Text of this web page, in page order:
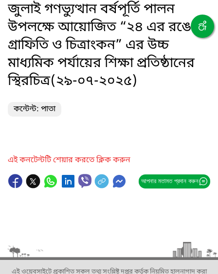
জুলাই গণভ্যুত্থান বর্ষপূর্তি পালন
উপলক্ষে আয়োজিত “২৪ এর রঙে
গ্রাফিতি ও চিত্রাংকন” এর উচ্চ
মাধ্যমিক পর্যায়ের শিক্ষা প্রতিষ্ঠানের
স্থিরচিত্র(২৯-০৭-২০২৫)
কন্টেন্ট: পাতা
এই কনটেন্টটি শেয়ার করতে ক্লিক করুন
আপনার মতামত প্রদান করুন
এই ওয়েবসাইটে প্রকাশিত সকল তথ্য সংশ্লিষ্ট দপ্তর কর্তৃক নিয়মিত হালনাগাদ করা